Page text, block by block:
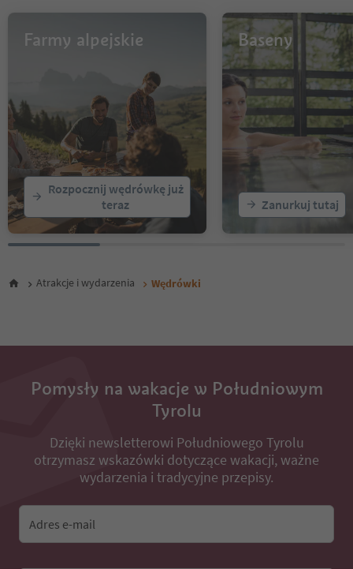
12
17
18
19
21
22
23
24
25
26
29
33
43
45
Farmy alpejskie
Rozpocznij wędrówkę już
teraz
Baseny
Zanurkuj tutaj
Atrakcje i wydarzenia Wędrówki
Pomysły na wakacje w Południowym
Tyrolu
Dzięki newsletterowi Południowego Tyrolu
otrzymasz wskazówki dotyczące wakacji, ważne
wydarzenia i tradycyjne przepisy.
Adres e-mail